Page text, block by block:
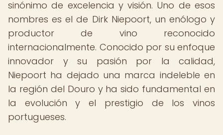
sinónimo de excelencia y visión. Uno de esos
nombres es el de Dirk Niepoort, un enólogo y
productor de vino reconocido
internacionalmente. Conocido por su enfoque
innovador y su pasión por la calidad,
Niepoort ha dejado una marca indeleble en
la región del Douro y ha sido fundamental en
la evolución y el prestigio de los vinos
portugueses.